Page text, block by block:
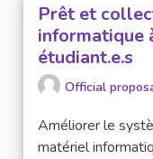
Prêt et
informatique
étudiant.e.s
Official
Améliorer le
matériel